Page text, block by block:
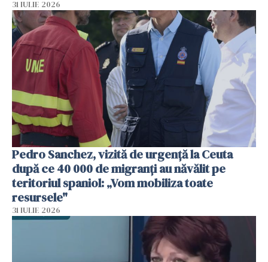
31 IULIE 2026
Pedro Sanchez, vizită de urgență la Ceuta
după ce 40 000 de migranți au năvălit pe
teritoriul spaniol: „Vom mobiliza toate
resursele"
31 IULIE 2026